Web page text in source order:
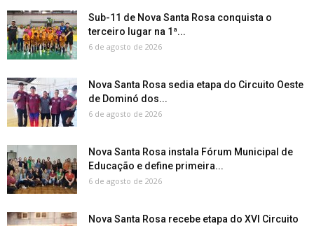
Sub-11 de Nova Santa Rosa conquista o
terceiro lugar na 1ª...
6 de agosto de 2026
Nova Santa Rosa sedia etapa do Circuito Oeste
de Dominó dos...
6 de agosto de 2026
Nova Santa Rosa instala Fórum Municipal de
Educação e define primeira...
6 de agosto de 2026
Nova Santa Rosa recebe etapa do XVI Circuito